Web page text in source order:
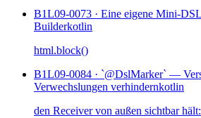
B1L09-0073 · Eine eigene Mini-
Builderkotlin
html.block()
B1L09-0084 · `@DslMarker` —
Verwechslungen verhindernkotlin
den Receiver von außen sichtbar hält: